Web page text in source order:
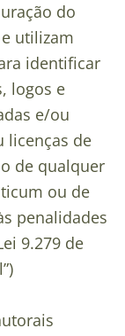
do
utilizam
identificar
logos e
e/ou
licenças de
de qualquer
ou de
penalidades
9.279 de
”)